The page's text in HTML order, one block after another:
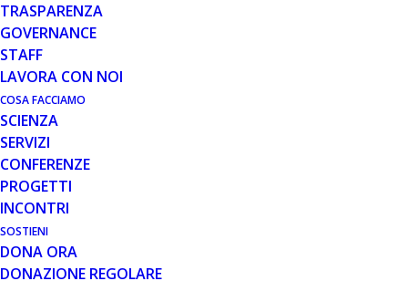
TRASPARENZA
GOVERNANCE
STAFF
LAVORA CON NOI
COSA FACCIAMO
SCIENZA
SERVIZI
CONFERENZE
PROGETTI
INCONTRI
SOSTIENI
DONA ORA
DONAZIONE REGOLARE
COMUNICATI STAMPA PP
2 MAG 2013
COMUNICATO 02.05.13
Continua l’impegno di Città